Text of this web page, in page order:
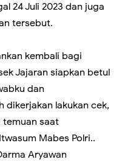
24 Juli 2023 dan juga
tersebut.
kembali bagi
Jajaran siapkan betul
dan
dikerjakan lakukan cek,
saat
Mabes Polri..
Aryawan